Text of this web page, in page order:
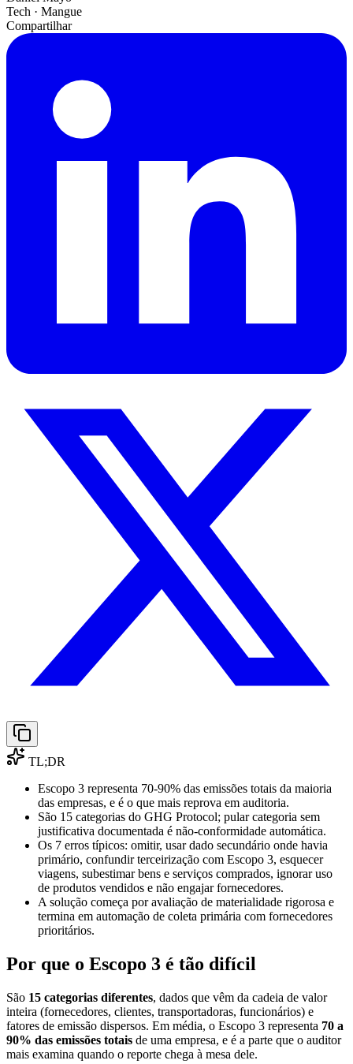
Tech · Mangue
Compartilhar
TL;DR
Escopo 3 representa 70-90% das emissões totais da maioria
das empresas, e é o que mais reprova em auditoria.
São 15 categorias do GHG Protocol; pular categoria sem
justificativa documentada é não-conformidade automática.
Os 7 erros típicos: omitir, usar dado secundário onde havia
primário, confundir terceirização com Escopo 3, esquecer
viagens, subestimar bens e serviços comprados, ignorar uso
de produtos vendidos e não engajar fornecedores.
A solução começa por avaliação de materialidade rigorosa e
termina em automação de coleta primária com fornecedores
prioritários.
Por que o Escopo 3 é tão difícil
São 15 categorias diferentes, dados que vêm da cadeia de valor
inteira (fornecedores, clientes, transportadoras, funcionários) e
fatores de emissão dispersos. Em média, o Escopo 3 representa 70 a
90% das emissões totais de uma empresa, e é a parte que o auditor
mais examina quando o reporte chega à mesa dele.